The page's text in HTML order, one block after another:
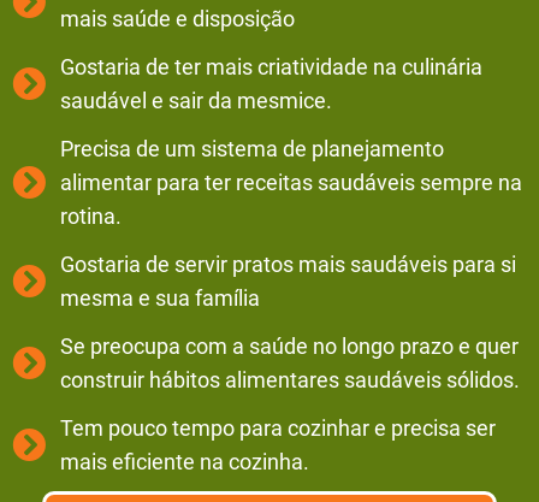
mais saúde e disposição
Gostaria de ter mais criatividade na culinária
saudável e sair da mesmice.
Precisa de um sistema de planejamento
alimentar para ter receitas saudáveis sempre na
rotina.
Gostaria de servir pratos mais saudáveis para si
mesma e sua família
Se preocupa com a saúde no longo prazo e quer
construir hábitos alimentares saudáveis sólidos.
Tem pouco tempo para cozinhar e precisa ser
mais eficiente na cozinha.